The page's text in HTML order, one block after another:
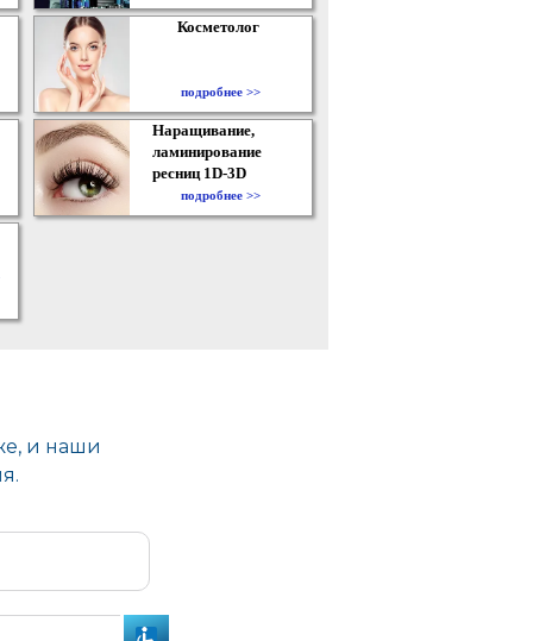
Косметолог
подробнее >>
Наращивание,
ламинирование
ресниц 1D-3D
подробнее >>